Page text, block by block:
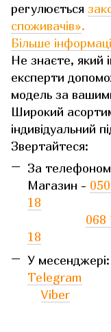
регулюється
споживачів».
Більше
Не знаєте, який
експерти
модель за
Широкий
індивідуальний
Звертайтеся:
За
Магазин -
18
068
18
У месенджері:
Telegram
Viber